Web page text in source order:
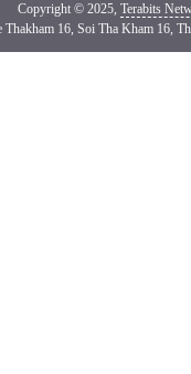
Copyright © 2025, Terabits
Thakham 16, Soi Tha Kham 16,